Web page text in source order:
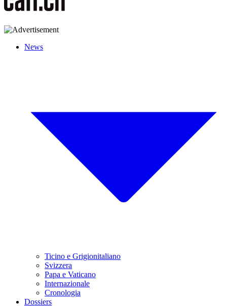
News
Ticino e Grigionitaliano
Svizzera
Papa e Vaticano
Internazionale
Cronologia
Dossiers